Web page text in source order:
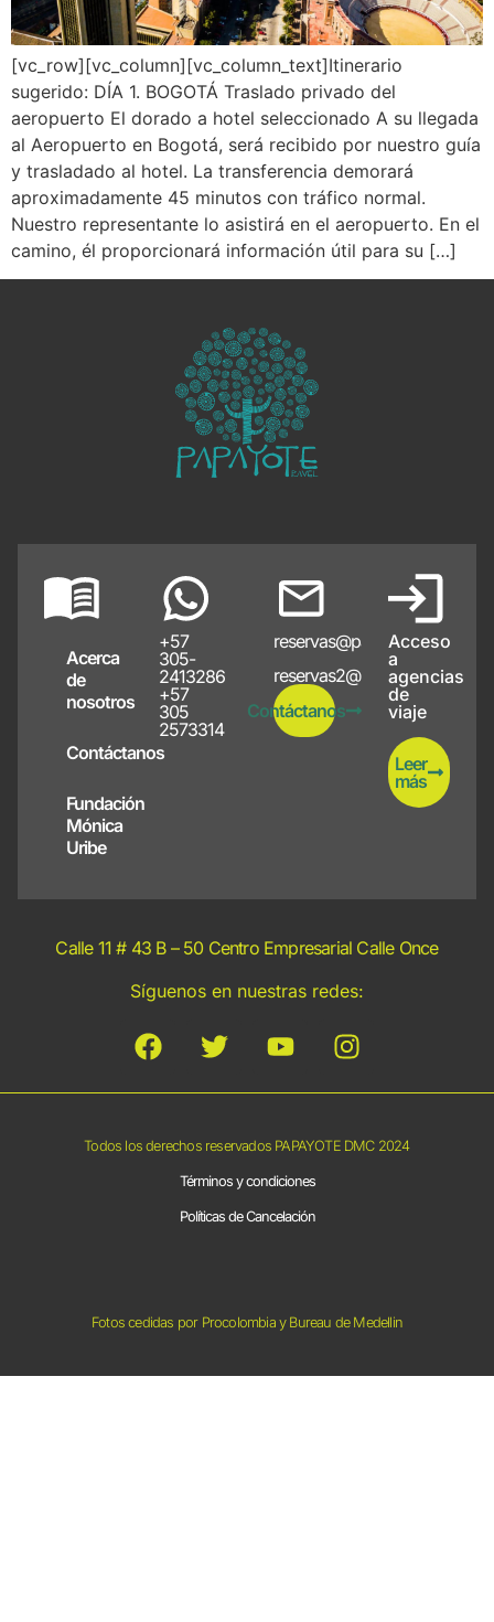
[vc_row][vc_column][vc_column_text]Itinerario
sugerido: DÍA 1. BOGOTÁ Traslado privado del
aeropuerto El dorado a hotel seleccionado A su llegada
al Aeropuerto en Bogotá, será recibido por nuestro guía
y trasladado al hotel. La transferencia demorará
aproximadamente 45 minutos con tráfico normal.
Nuestro representante lo asistirá en el aeropuerto. En el
camino, él proporcionará información útil para su […]
Acerca
de
nosotros
Contáctanos
Fundación
Mónica
Uribe
+57
305-
2413286
+57
305
2573314
reservas@papayote.com
reservas2@papayote.com
Contáctanos
Acceso
a
agencias
de
viaje
Leer
más
Calle 11 # 43 B – 50 Centro Empresarial Calle Once
Síguenos en nuestras redes:
Todos los derechos reservados PAPAYOTE DMC 2024
Términos y condiciones
Políticas de Cancelación
Fotos cedidas por Procolombia y Bureau de Medellin